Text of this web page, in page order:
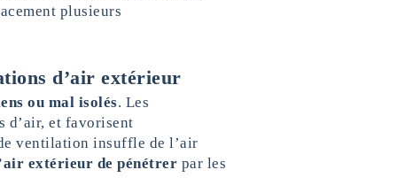
plusieurs
d’air extérieur
ou mal isolés. Les
d’air, et favorisent
ventilation insuffle de l’air
extérieur de pénétrer par les